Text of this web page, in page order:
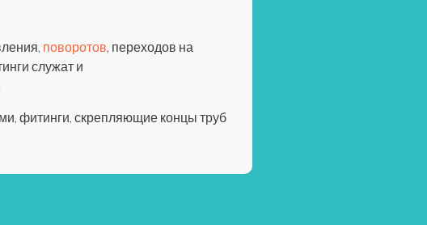
поворотов, переходов на
служат и
фитинги, скрепляющие концы труб